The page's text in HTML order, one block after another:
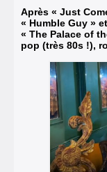
Après « Just
« Humble Guy » et
« The Palace of
pop (très 80s !),